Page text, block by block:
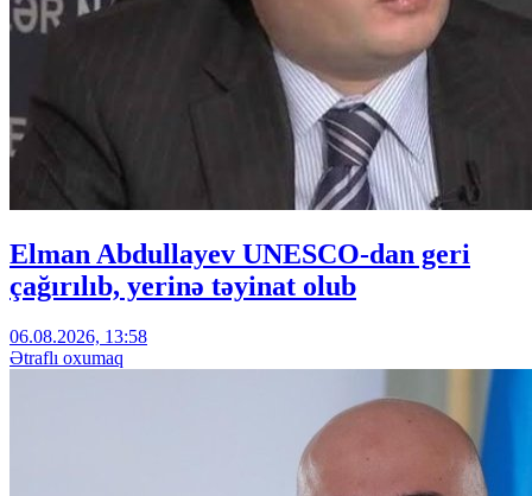
Elman Abdullayev UNESCO-dan geri
çağırılıb, yerinə təyinat olub
06.08.2026, 13:58
Ətraflı oxumaq